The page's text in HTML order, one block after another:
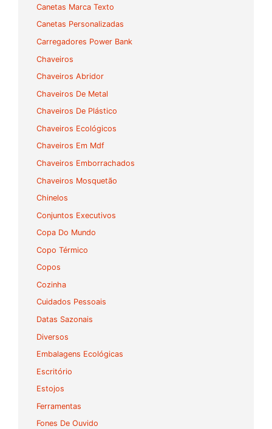
Canetas Marca Texto
Canetas Personalizadas
Carregadores Power Bank
Chaveiros
Chaveiros Abridor
Chaveiros De Metal
Chaveiros De Plástico
Chaveiros Ecológicos
Chaveiros Em Mdf
Chaveiros Emborrachados
Chaveiros Mosquetão
Chinelos
Conjuntos Executivos
Copa Do Mundo
Copo Térmico
Copos
Cozinha
Cuidados Pessoais
Datas Sazonais
Diversos
Embalagens Ecológicas
Escritório
Estojos
Ferramentas
Fones De Ouvido